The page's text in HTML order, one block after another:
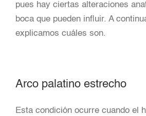
pues hay ciertas alteraciones
boca que pueden influir. A
explicamos cuáles son.
Arco palatino estrecho
Esta condición ocurre cuando el